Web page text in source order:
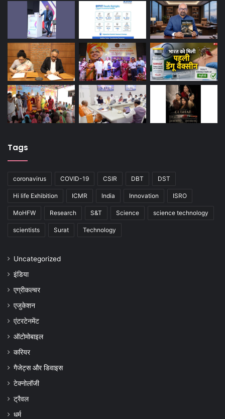
Tags
coronavirus COVID-19 CSIR DBT DST
Hi life Exhibition ICMR India Innovation ISRO
MoHFW Research S&T Science science technology
scientists Surat Technology
Uncategorized
इंडिया
एग्रीकल्चर
एजुकेशन
एंटरटेनमेंट
ऑटोमोबाइल
करियर
गैजेट्स और डिवाइस
टेक्नोलॉजी
ट्रैवल
धर्म